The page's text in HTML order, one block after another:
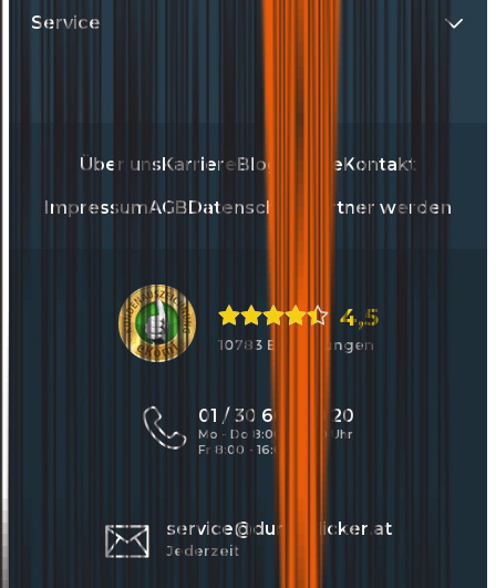
Service
Über unsKarriereBlog PresseKontakt
ImpressumAGBDatenschutz Partner werden
4,5
10783 Bewertungen
01 / 30 60 900 20
Mo - Do 8:00 - 17:00 Uhr
Fr 8:00 - 16:00 Uhr
service@durchblicker.at
Jederzeit